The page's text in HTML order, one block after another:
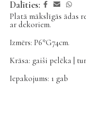
Dalīties:
Platā mākslīgās ādas
ar dekoriem.
Izmērs: P6*G74cm.
Krāsa: gaiši pelēka |
Iepakojums: 1 gab